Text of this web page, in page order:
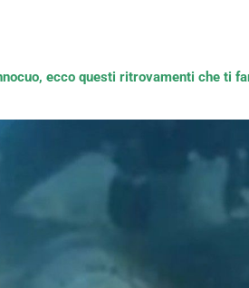
ecco questi ritrovamenti che ti